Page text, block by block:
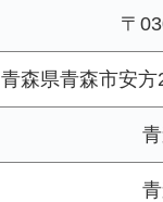
〒
青森県青森市安